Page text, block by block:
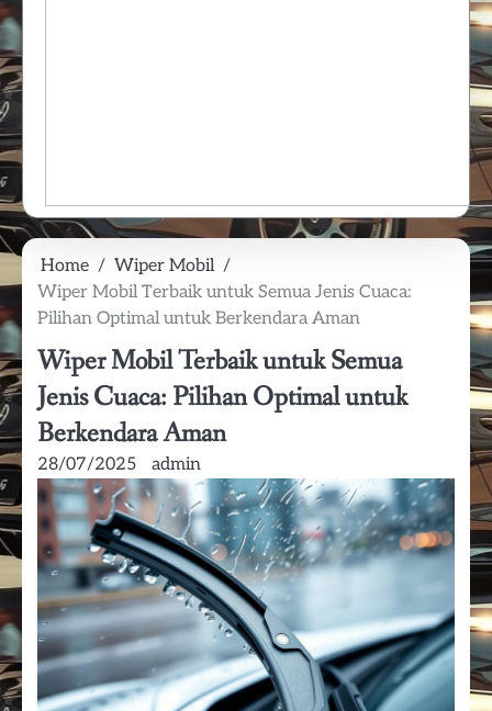
Home
Wiper Mobil
Wiper Mobil Terbaik untuk Semua Jenis Cuaca:
Pilihan Optimal untuk Berkendara Aman
Wiper Mobil Terbaik untuk Semua
Jenis Cuaca: Pilihan Optimal untuk
Berkendara Aman
28/07/2025 admin